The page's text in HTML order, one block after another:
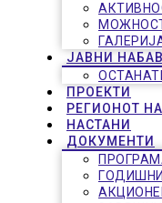
ЈАВНИ
ПРОЕКТИ
РЕГИОНОТ
НАСТАНИ
ДОКУМЕНТИ